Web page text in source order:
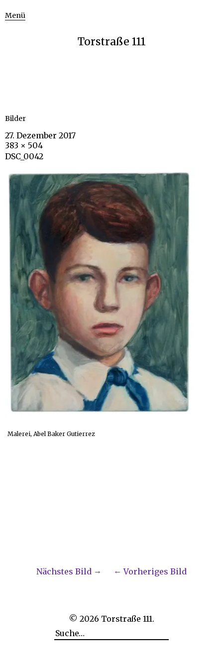
Menü
Torstraße 111
Bilder
27. Dezember 2017
383 × 504
DSC_0042
Malerei, Abel Baker Gutierrez
Nächstes Bild Vorheriges Bild
© 2026 Torstraße 111.